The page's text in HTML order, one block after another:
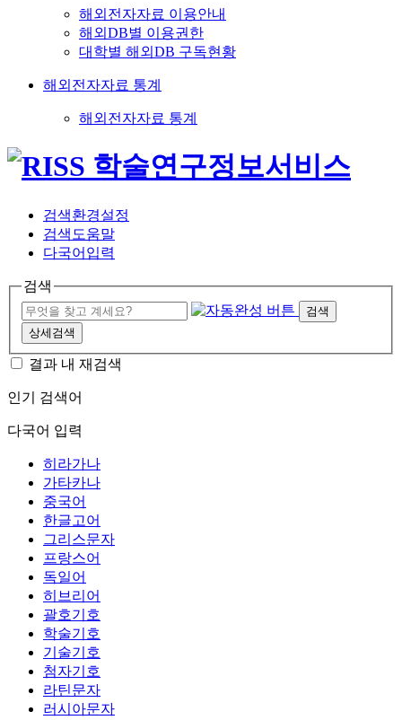
해외전자자료 이용안내
해외DB별 이용권한
대학별 해외DB 구독현황
해외전자자료 통계
해외전자자료 통계
검색환경설정
검색도움말
다국어입력
검색
검색
상세검색
결과 내 재검색
인기 검색어
다국어 입력
히라가나
가타카나
중국어
한글고어
그리스문자
프랑스어
독일어
히브리어
괄호기호
학술기호
기술기호
첨자기호
라틴문자
러시아문자